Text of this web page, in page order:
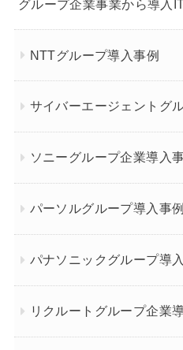
グループ企業事業から導入
NTTグループ導入事例
サイバーエージェントグ
ソニーグループ企業導入
パーソルグループ導入事例
パナソニックグループ導
リクルートグループ企業